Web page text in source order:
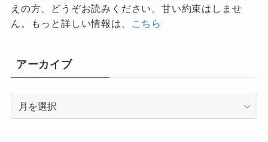
えの方、どうぞお読みください。甘い約束はしませ
ん。もっと詳しい情報は、
こちら
アーカイブ